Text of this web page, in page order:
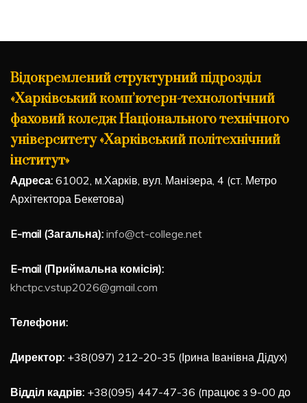
Відокремлений структурний підрозділ
«Харківський комп’ютерн-технологічний
фаховий коледж Національного технічного
університету «Харківський політехнічний
інститут»
Адреса: 61002, м.Харків, вул. Манізера, 4 (ст. Метро
Архітектора Бекетова)
E-mail (Загальна): info@ct-college.net
E-mail (Приймальна комісія):
khctpc.vstup2026@gmail.com
Телефони:
Директор: +38(097) 212-20-35 (Ірина Іванівна Дідух)
Відділ кадрів: +38(095) 447-47-36 (працює з 9-00 до